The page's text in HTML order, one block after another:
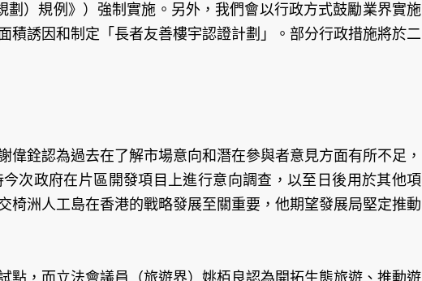
）規例》）強制實施。另外，我們會以行政方式鼓勵業界實施
積誘因和制定「長者友善樓宇認證計劃」。部分行政措施將於二
銓認為過去在了解市場意向和潛在參與者意見方面有所不足，
次政府在片區開發項目上進行意向調查，以至日後用於其他項
椅洲人工島在香港的戰略發展至關重要，他期望發展局堅定推動
點，而立法會議員（旅遊界）姚栢良認為開拓生態旅遊、推動遊